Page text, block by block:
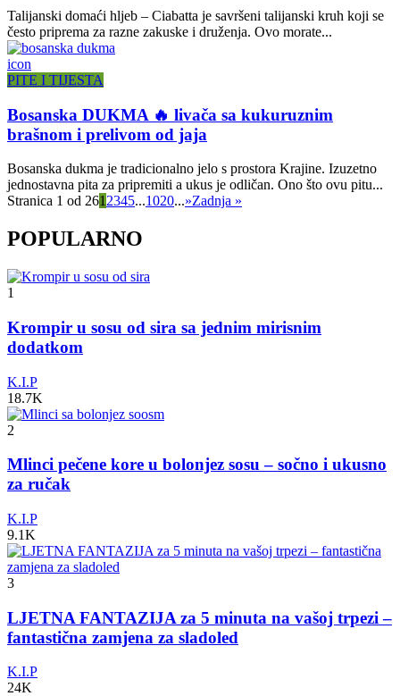
Talijanski domaći hljeb – Ciabatta je savršeni talijanski kruh koji se
često priprema za razne zakuske i druženja. Ovo morate...
icon
PITE I TIJESTA
Bosanska DUKMA 🔥 livača sa kukuruznim
brašnom i prelivom od jaja
Bosanska dukma je tradicionalno jelo s prostora Krajine. Izuzetno
jednostavna pita za pripremiti a ukus je odličan. Ono što ovu pitu...
Stranica 1 od 261 2345...1020...»Zadnja »
POPULARNO
1
Krompir u sosu od sira sa jednim mirisnim
dodatkom
K.I.P
18.7K
2
Mlinci pečene kore u bolonjez sosu – sočno i ukusno
za ručak
K.I.P
9.1K
3
LJETNA FANTAZIJA za 5 minuta na vašoj trpezi –
fantastična zamjena za sladoled
K.I.P
24K